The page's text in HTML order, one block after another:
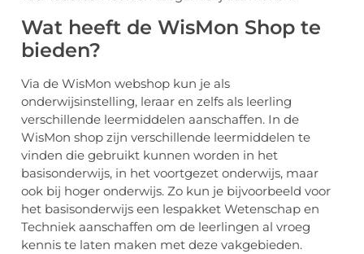
Wat heeft de WisMon Shop te
bieden?
Via de WisMon webshop kun je als
onderwijsinstelling, leraar en zelfs als leerling
verschillende leermiddelen aanschaffen. In de
WisMon shop zijn verschillende leermiddelen te
vinden die gebruikt kunnen worden in het
basisonderwijs, in het voortgezet onderwijs, maar
ook bij hoger onderwijs. Zo kun je bijvoorbeeld voor
het basisonderwijs een lespakket Wetenschap en
Techniek aanschaffen om de leerlingen al vroeg
kennis te laten maken met deze vakgebieden.